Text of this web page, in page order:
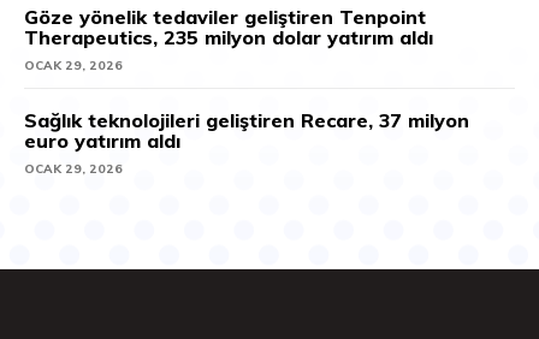
Göze yönelik tedaviler geliştiren Tenpoint
Therapeutics, 235 milyon dolar yatırım aldı
OCAK 29, 2026
Sağlık teknolojileri geliştiren Recare, 37 milyon
euro yatırım aldı
OCAK 29, 2026